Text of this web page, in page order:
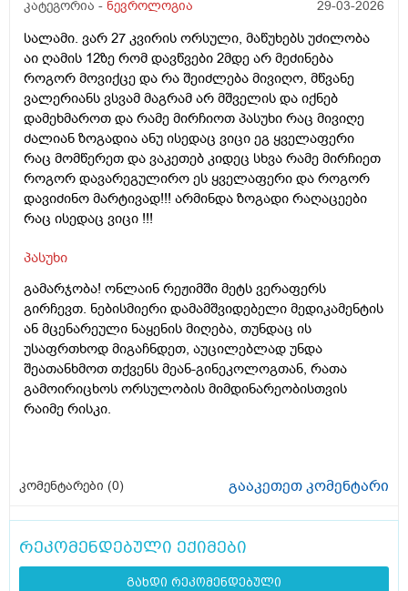
კატეგორია - ნევროლოგია 29-03-2026
სალამი. ვარ 27 კვირის ორსული, მაწუხებს უძილობა
აი ღამის 12ზე რომ დავწვები 2მდე არ მეძინება
როგორ მოვიქცე და რა შეიძლება მივიღო, მწვანე
ვალერიანს ვსვამ მაგრამ არ მშველის და იქნებ
დამეხმაროთ და რამე მირჩიოთ პასუხი რაც მივიღე
ძალიან ზოგადია ანუ ისედაც ვიცი ეგ ყველაფერი
რაც მომწერეთ და ვაკეთებ კიდეც სხვა რამე მირჩიეთ
როგორ დავარეგულირო ეს ყველაფერი და როგორ
დავიძინო მარტივად!!! არმინდა ზოგადი რაღაცეები
რაც ისედაც ვიცი !!!
პასუხი
გამარჯობა! ონლაინ რეჟიმში მეტს ვერაფერს
გირჩევთ. ნებისმიერი დამამშვიდებელი მედიკამენტის
ან მცენარეული ნაყენის მიღება, თუნდაც ის
უსაფრთხოდ მიგაჩნდეთ, აუცილებლად უნდა
შეათანხმოთ თქვენს მეან-გინეკოლოგთან, რათა
გამოირიცხოს ორსულობის მიმდინარეობისთვის
რაიმე რისკი.
კომენტარები (0) გააკეთეთ კომენტარი
რეკომენდებული ექიმები
გახდი რეკომენდებული